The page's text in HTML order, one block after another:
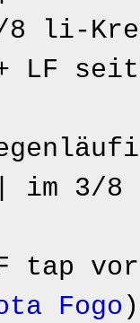
3/8 li-
LF
im 3/8
tap
Fogo